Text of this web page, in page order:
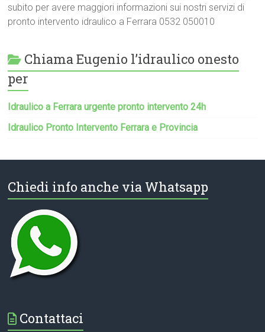
subito per avere maggiori informazioni sui nostri servizi di
pronto intervento idraulico a Ferrara 0532 050010
Chiama Eugenio l’idraulico onesto
per
Idraulico a Ferrara urgente pronto intervento 24h
Idraulico Pronto Intervento Ferrara e Provincia
Chiedi info anche via Whatsapp
Contattaci